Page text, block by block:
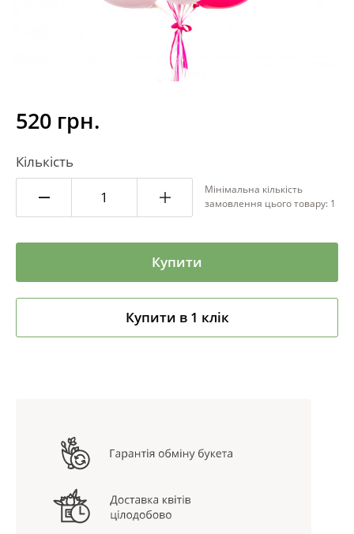
520 грн.
Кількість
Мінімальна кількість
замовлення цього товару: 1
Купити
Купити в 1 клік